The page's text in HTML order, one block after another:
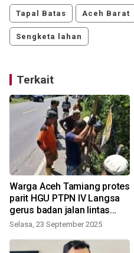
Tapal Batas Aceh Barat
Sengketa lahan
Terkait
Warga Aceh Tamiang protes
parit HGU PTPN IV Langsa
gerus badan jalan lintas
sumatera
Selasa, 23 September 2025